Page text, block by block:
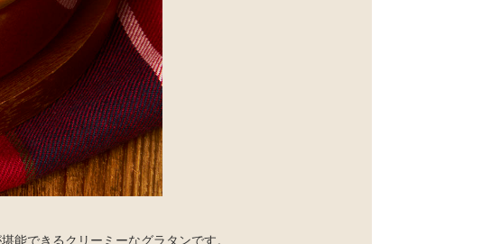
能できるクリーミーなグラタンです。